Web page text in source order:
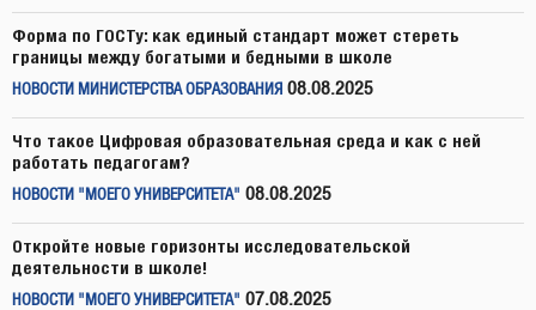
Форма по ГОСТу: как единый стандарт может стереть
границы между богатыми и бедными в школе
НОВОСТИ МИНИСТЕРСТВА ОБРАЗОВАНИЯ 08.08.2025
Что такое Цифровая образовательная среда и как с ней
работать педагогам?
НОВОСТИ "МОЕГО УНИВЕРСИТЕТА" 08.08.2025
Откройте новые горизонты исследовательской
деятельности в школе!
НОВОСТИ "МОЕГО УНИВЕРСИТЕТА" 07.08.2025